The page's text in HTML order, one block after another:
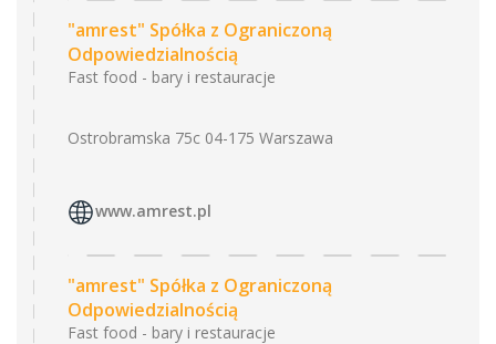
"amrest" Spółka z Ograniczoną
Odpowiedzialnością
Fast food - bary i restauracje
Ostrobramska 75c 04-175 Warszawa
www.amrest.pl
"amrest" Spółka z Ograniczoną
Odpowiedzialnością
Fast food - bary i restauracje